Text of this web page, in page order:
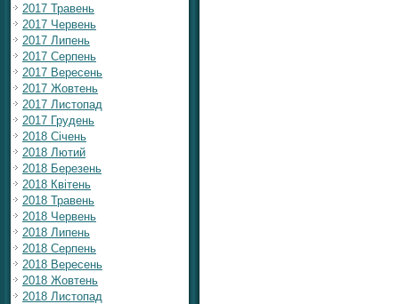
2017 Травень
2017 Червень
2017 Липень
2017 Серпень
2017 Вересень
2017 Жовтень
2017 Листопад
2017 Грудень
2018 Січень
2018 Лютий
2018 Березень
2018 Квітень
2018 Травень
2018 Червень
2018 Липень
2018 Серпень
2018 Вересень
2018 Жовтень
2018 Листопад